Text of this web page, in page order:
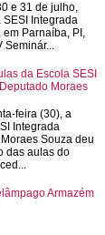
e 31 de julho,
Integrada
em Parnaíba, PI,
Seminár...
da Escola SESI
Moraes
feira (30), a
Integrada
Souza deu
das aulas do
Armazém